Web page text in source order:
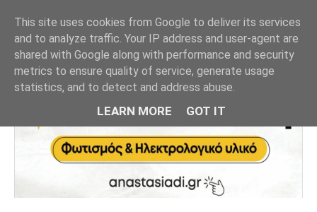
This site uses cookies from Google to deliver its services
and to analyze traffic. Your IP address and user-agent are
shared with Google along with performance and security
metrics to ensure quality of service, generate usage
statistics, and to detect and address abuse.
LEARN MORE GOT IT